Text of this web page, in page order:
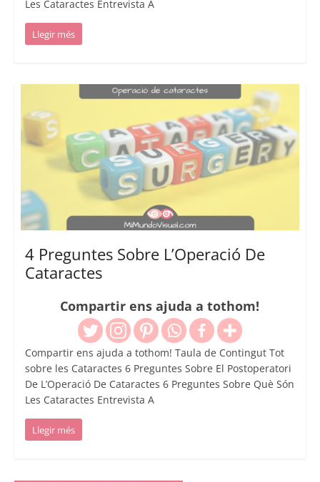
Les Cataractes Entrevista A
Llegir més
4 Preguntes Sobre L’Operació De
Cataractes
Compartir ens ajuda a tothom!
Compartir ens ajuda a tothom! Taula de Contingut Tot
sobre les Cataractes 6 Preguntes Sobre El Postoperatori
De L’Operació De Cataractes 6 Preguntes Sobre Què Són
Les Cataractes Entrevista A
Llegir més